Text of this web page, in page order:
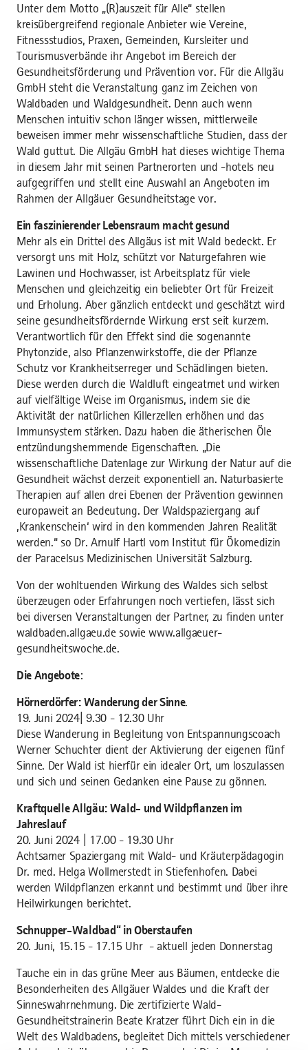
Unter dem Motto „(R)auszeit für Alle“ stellen
kreisübergreifend regionale Anbieter wie Vereine,
Fitnessstudios, Praxen, Gemeinden, Kursleiter und
Tourismusverbände ihr Angebot im Bereich der
Gesundheitsförderung und Prävention vor. Für die Allgäu
GmbH steht die Veranstaltung ganz im Zeichen von
Waldbaden und Waldgesundheit. Denn auch wenn
Menschen intuitiv schon länger wissen, mittlerweile
beweisen immer mehr wissenschaftliche Studien, dass der
Wald guttut. Die Allgäu GmbH hat dieses wichtige Thema
in diesem Jahr mit seinen Partnerorten und -hotels neu
aufgegriffen und stellt eine Auswahl an Angeboten im
Rahmen der Allgäuer Gesundheitstage vor.
Ein faszinierender Lebensraum macht gesund
Mehr als ein Drittel des Allgäus ist mit Wald bedeckt. Er
versorgt uns mit Holz, schützt vor Naturgefahren wie
Lawinen und Hochwasser, ist Arbeitsplatz für viele
Menschen und gleichzeitig ein beliebter Ort für Freizeit
und Erholung. Aber gänzlich entdeckt und geschätzt wird
seine gesundheitsfördernde Wirkung erst seit kurzem.
Verantwortlich für den Effekt sind die sogenannte
Phytonzide, also Pflanzenwirkstoffe, die der Pflanze
Schutz vor Krankheitserreger und Schädlingen bieten.
Diese werden durch die Waldluft eingeatmet und wirken
auf vielfältige Weise im Organismus, indem sie die
Aktivität der natürlichen Killerzellen erhöhen und das
Immunsystem stärken. Dazu haben die ätherischen Öle
entzündungshemmende Eigenschaften. „Die
wissenschaftliche Datenlage zur Wirkung der Natur auf die
Gesundheit wächst derzeit exponentiell an. Naturbasierte
Therapien auf allen drei Ebenen der Prävention gewinnen
europaweit an Bedeutung. Der Waldspaziergang auf
‚Krankenschein‘ wird in den kommenden Jahren Realität
werden.“ so Dr. Arnulf Hartl vom Institut für Ökomedizin
der Paracelsus Medizinischen Universität Salzburg.
Von der wohltuenden Wirkung des Waldes sich selbst
überzeugen oder Erfahrungen noch vertiefen, lässt sich
bei diversen Veranstaltungen der Partner, zu finden unter
waldbaden.allgaeu.de sowie www.allgaeuer-
gesundheitswoche.de.
Die Angebote:
Hörnerdörfer: Wanderung der Sinne.
19. Juni 2024| 9.30 - 12.30 Uhr
Diese Wanderung in Begleitung von Entspannungscoach
Werner Schuchter dient der Aktivierung der eigenen fünf
Sinne. Der Wald ist hierfür ein idealer Ort, um loszulassen
und sich und seinen Gedanken eine Pause zu gönnen.
Kraftquelle Allgäu: Wald- und Wildpflanzen im
Jahreslauf
20. Juni 2024 | 17.00 - 19.30 Uhr
Achtsamer Spaziergang mit Wald- und Kräuterpädagogin
Dr. med. Helga Wollmerstedt in Stiefenhofen. Dabei
werden Wildpflanzen erkannt und bestimmt und über ihre
Heilwirkungen berichtet.
Schnupper-Waldbad“ in Oberstaufen
20. Juni, 15.15 - 17.15 Uhr - aktuell jeden Donnerstag
Tauche ein in das grüne Meer aus Bäumen, entdecke die
Besonderheiten des Allgäuer Waldes und die Kraft der
Sinneswahrnehmung. Die zertifizierte Wald-
Gesundheitstrainerin Beate Kratzer führt Dich ein in die
Welt des Waldbadens, begleitet Dich mittels verschiedener